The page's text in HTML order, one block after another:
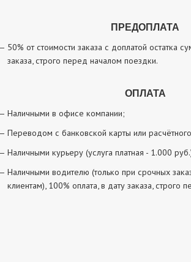
ПРЕДОПЛАТА
50% от стоимости заказа с доплатой остатка
заказа, строго перед началом поездки.
ОПЛАТА
Наличными в офисе компании;
Переводом с банковской карты или
Наличными курьеру (услуга платная - 1.000
Наличными водителю (только при срочных
клиентам), 100% оплата, в дату заказа, строго